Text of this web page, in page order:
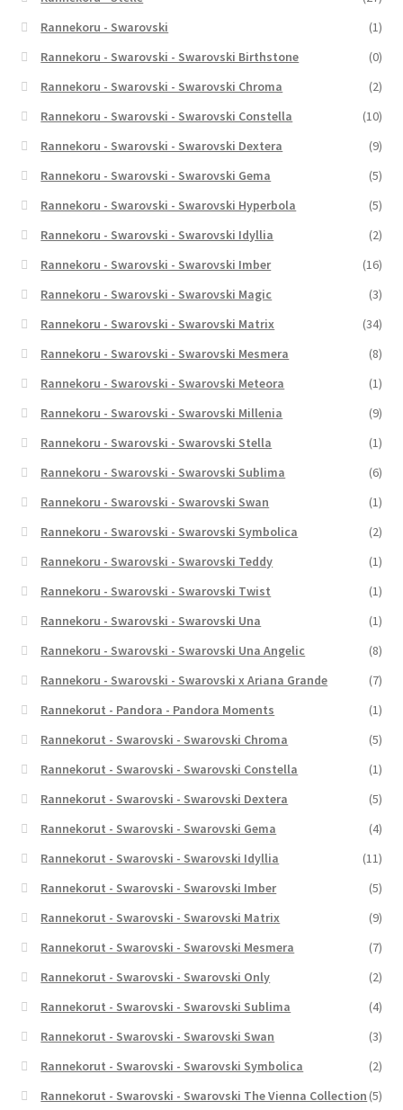
Rannekoru - Swarovski
(1)
Rannekoru - Swarovski - Swarovski Birthstone
(0)
Rannekoru - Swarovski - Swarovski Chroma
(2)
Rannekoru - Swarovski - Swarovski Constella
(10)
Rannekoru - Swarovski - Swarovski Dextera
(9)
Rannekoru - Swarovski - Swarovski Gema
(5)
Rannekoru - Swarovski - Swarovski Hyperbola
(5)
Rannekoru - Swarovski - Swarovski Idyllia
(2)
Rannekoru - Swarovski - Swarovski Imber
(16)
Rannekoru - Swarovski - Swarovski Magic
(3)
Rannekoru - Swarovski - Swarovski Matrix
(34)
Rannekoru - Swarovski - Swarovski Mesmera
(8)
Rannekoru - Swarovski - Swarovski Meteora
(1)
Rannekoru - Swarovski - Swarovski Millenia
(9)
Rannekoru - Swarovski - Swarovski Stella
(1)
Rannekoru - Swarovski - Swarovski Sublima
(6)
Rannekoru - Swarovski - Swarovski Swan
(1)
Rannekoru - Swarovski - Swarovski Symbolica
(2)
Rannekoru - Swarovski - Swarovski Teddy
(1)
Rannekoru - Swarovski - Swarovski Twist
(1)
Rannekoru - Swarovski - Swarovski Una
(1)
Rannekoru - Swarovski - Swarovski Una Angelic
(8)
Rannekoru - Swarovski - Swarovski x Ariana Grande
(7)
Rannekorut - Pandora - Pandora Moments
(1)
Rannekorut - Swarovski - Swarovski Chroma
(5)
Rannekorut - Swarovski - Swarovski Constella
(1)
Rannekorut - Swarovski - Swarovski Dextera
(5)
Rannekorut - Swarovski - Swarovski Gema
(4)
Rannekorut - Swarovski - Swarovski Idyllia
(11)
Rannekorut - Swarovski - Swarovski Imber
(5)
Rannekorut - Swarovski - Swarovski Matrix
(9)
Rannekorut - Swarovski - Swarovski Mesmera
(7)
Rannekorut - Swarovski - Swarovski Only
(2)
Rannekorut - Swarovski - Swarovski Sublima
(4)
Rannekorut - Swarovski - Swarovski Swan
(3)
Rannekorut - Swarovski - Swarovski Symbolica
(2)
Rannekorut - Swarovski - Swarovski The Vienna Collection (5)